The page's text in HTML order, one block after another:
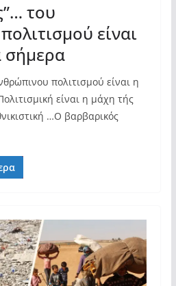
του
είναι
σήμερα
πολιτισμού είναι η
είναι η μάχη τής
…Ο βαρβαρικός